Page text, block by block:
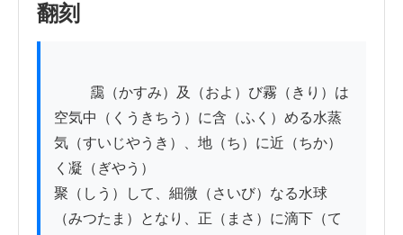
翻刻
空気中（くうきちう）に含（ふく）める水蒸
気（すいじやうき）、地（ち）に近（ちか）
く凝（ぎやう）
聚（しう）して、細微（さいび）なる水球
（みつたま）となり、正（まさ）に滴下（て